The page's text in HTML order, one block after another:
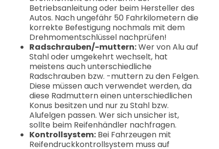
Betriebsanleitung oder beim Hersteller des
Autos. Nach ungefähr 50 Fahrkilometern die
korrekte Befestigung nochmals mit dem
Drehmomentschlüssel nachprüfen!
Radschrauben/-muttern:Wer von Alu auf
Stahl oder umgekehrt wechselt, hat
meistens auch unterschiedliche
Radschrauben bzw. -muttern zu den Felgen.
Diese müssen auch verwendet werden, da
diese Radmuttern einen unterschiedlichen
Konus besitzen und nur zu Stahl bzw.
Alufelgen passen. Wer sich unsicher ist,
sollte beim Reifenhändler nachfragen.
Kontrollsystem: Bei Fahrzeugen mit
Reifendruckkontrollsystem muss auf